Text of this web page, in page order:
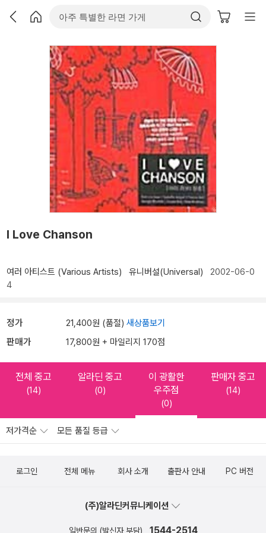
I Love Chanson
여러 아티스트 (Various Artists) 유니버설(Universal) 2002-06-0
4
정가 21,400원 (품절) 새상품보기
판매가 17,800원 + 마일리지 170점
전체 중고
(14)
알라딘 중고
(0)
이 광활한
우주점
(0)
판매자 중고
(14)
저가격순 모든 품질 등급
로그인 전체 메뉴 회사 소개 출판사 안내 PC 버전
(주)알라딘커뮤니케이션
일반문의 (발신자 부담) 1544-2514